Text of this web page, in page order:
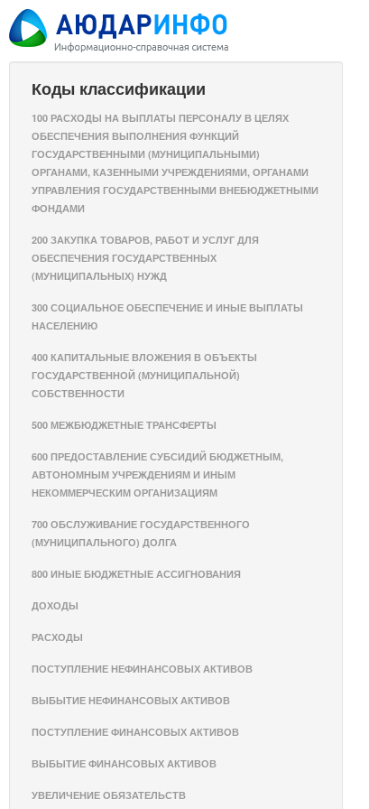
Коды классификации
100 РАСХОДЫ НА ВЫПЛАТЫ ПЕРСОНАЛУ В ЦЕЛЯХ
ОБЕСПЕЧЕНИЯ ВЫПОЛНЕНИЯ ФУНКЦИЙ
ГОСУДАРСТВЕННЫМИ (МУНИЦИПАЛЬНЫМИ)
ОРГАНАМИ, КАЗЕННЫМИ УЧРЕЖДЕНИЯМИ, ОРГАНАМИ
УПРАВЛЕНИЯ ГОСУДАРСТВЕННЫМИ ВНЕБЮДЖЕТНЫМИ
ФОНДАМИ
200 ЗАКУПКА ТОВАРОВ, РАБОТ И УСЛУГ ДЛЯ
ОБЕСПЕЧЕНИЯ ГОСУДАРСТВЕННЫХ
(МУНИЦИПАЛЬНЫХ) НУЖД
300 СОЦИАЛЬНОЕ ОБЕСПЕЧЕНИЕ И ИНЫЕ ВЫПЛАТЫ
НАСЕЛЕНИЮ
400 КАПИТАЛЬНЫЕ ВЛОЖЕНИЯ В ОБЪЕКТЫ
ГОСУДАРСТВЕННОЙ (МУНИЦИПАЛЬНОЙ)
СОБСТВЕННОСТИ
500 МЕЖБЮДЖЕТНЫЕ ТРАНСФЕРТЫ
600 ПРЕДОСТАВЛЕНИЕ СУБСИДИЙ БЮДЖЕТНЫМ,
АВТОНОМНЫМ УЧРЕЖДЕНИЯМ И ИНЫМ
НЕКОММЕРЧЕСКИМ ОРГАНИЗАЦИЯМ
700 ОБСЛУЖИВАНИЕ ГОСУДАРСТВЕННОГО
(МУНИЦИПАЛЬНОГО) ДОЛГА
800 ИНЫЕ БЮДЖЕТНЫЕ АССИГНОВАНИЯ
ДОХОДЫ
РАСХОДЫ
ПОСТУПЛЕНИЕ НЕФИНАНСОВЫХ АКТИВОВ
ВЫБЫТИЕ НЕФИНАНСОВЫХ АКТИВОВ
ПОСТУПЛЕНИЕ ФИНАНСОВЫХ АКТИВОВ
ВЫБЫТИЕ ФИНАНСОВЫХ АКТИВОВ
УВЕЛИЧЕНИЕ ОБЯЗАТЕЛЬСТВ